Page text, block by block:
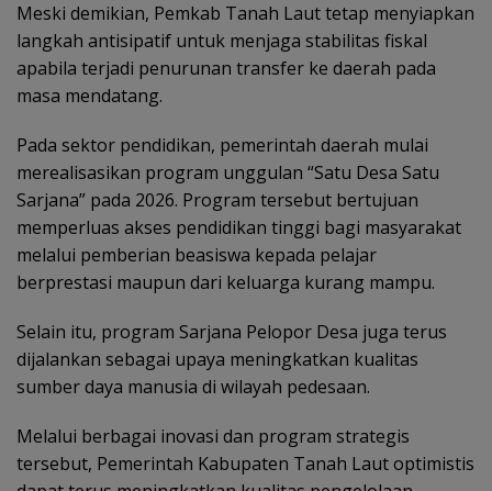
Meski demikian, Pemkab Tanah Laut tetap menyiapkan
langkah antisipatif untuk menjaga stabilitas fiskal
apabila terjadi penurunan transfer ke daerah pada
masa mendatang.
Pada sektor pendidikan, pemerintah daerah mulai
merealisasikan program unggulan “Satu Desa Satu
Sarjana” pada 2026. Program tersebut bertujuan
memperluas akses pendidikan tinggi bagi masyarakat
melalui pemberian beasiswa kepada pelajar
berprestasi maupun dari keluarga kurang mampu.
Selain itu, program Sarjana Pelopor Desa juga terus
dijalankan sebagai upaya meningkatkan kualitas
sumber daya manusia di wilayah pedesaan.
Melalui berbagai inovasi dan program strategis
tersebut, Pemerintah Kabupaten Tanah Laut optimistis